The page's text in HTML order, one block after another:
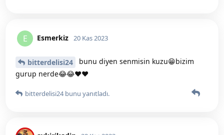
E Esmerkiz 20 Kas 2023
bitterdelisi24
bunu diyen senmisin kuzu😁bizim
gurup nerde😂😂❤️❤️
bitterdelisi24bunu yanıtladı.